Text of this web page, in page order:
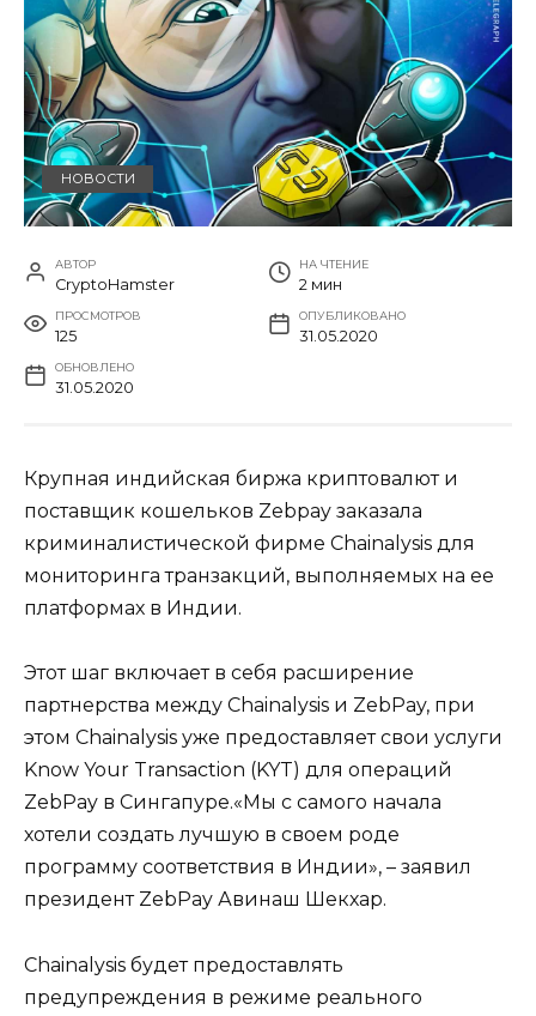
НОВОСТИ
АВТОР
CryptoHamster
НА ЧТЕНИЕ
2 мин
ПРОСМОТРОВ
125
ОПУБЛИКОВАНО
31.05.2020
ОБНОВЛЕНО
31.05.2020
Крупная индийская биржа криптовалют и
поставщик кошельков Zebpay заказала
криминалистической фирме Chainalysis для
мониторинга транзакций, выполняемых на ее
платформах в Индии.
Этот шаг включает в себя расширение
партнерства между Chainalysis и ZebPay, при
этом Chainalysis уже предоставляет свои услуги
Know Your Transaction (KYT) для операций
ZebPay в Сингапуре.«Мы с самого начала
хотели создать лучшую в своем роде
программу соответствия в Индии», – заявил
президент ZebPay Авинаш Шекхар.
Chainalysis будет предоставлять
предупреждения в режиме реального